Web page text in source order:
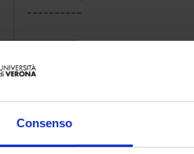
Consenso
----------
- Network programming in Java
- Visualization tools
- Example of biotech process
- Example of biotech lab